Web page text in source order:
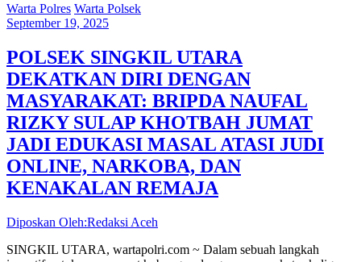
Warta Polres Warta Polsek
September 19, 2025
POLSEK SINGKIL UTARA
DEKATKAN DIRI DENGAN
MASYARAKAT: BRIPDA NAUFAL
RIZKY SULAP KHOTBAH JUMAT
JADI EDUKASI MASAL ATASI JUDI
ONLINE, NARKOBA, DAN
KENAKALAN REMAJA
Diposkan Oleh:Redaksi Aceh
SINGKIL UTARA, wartapolri.com ~ Dalam sebuah langkah